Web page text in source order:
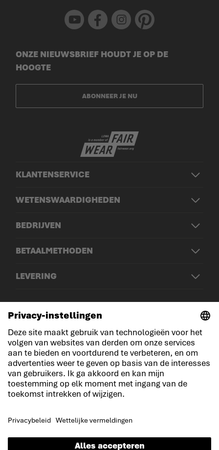
Youtube Facebook Instagram Pinterest
KLANTENSERVICE
WETENSWAARDIGHEDEN
BEDRIJVEN
BETAALMETHODEN
LEVERING
ONZE NIEUWSBRIEF HOUDT JE OP DE
HOOGTE
ABONNEER JE NU
© LOWA Sportschuhe GmbH
Aankondiging
Privacy
Cookies
Concurrentievoorwaarden
Verklaring over toegankelijkheid